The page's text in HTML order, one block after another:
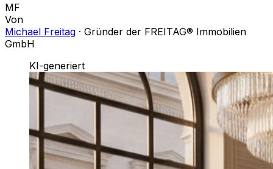
MF
Von
Michael Freitag · Gründer der FREITAG® Immobilien
GmbH
KI-generiert